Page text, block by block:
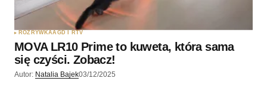
ROZRYWKAAGD I RTV
MOVA LR10 Prime to kuweta, która sama
się czyści. Zobacz!
Autor: Natalia Bajek03/12/2025